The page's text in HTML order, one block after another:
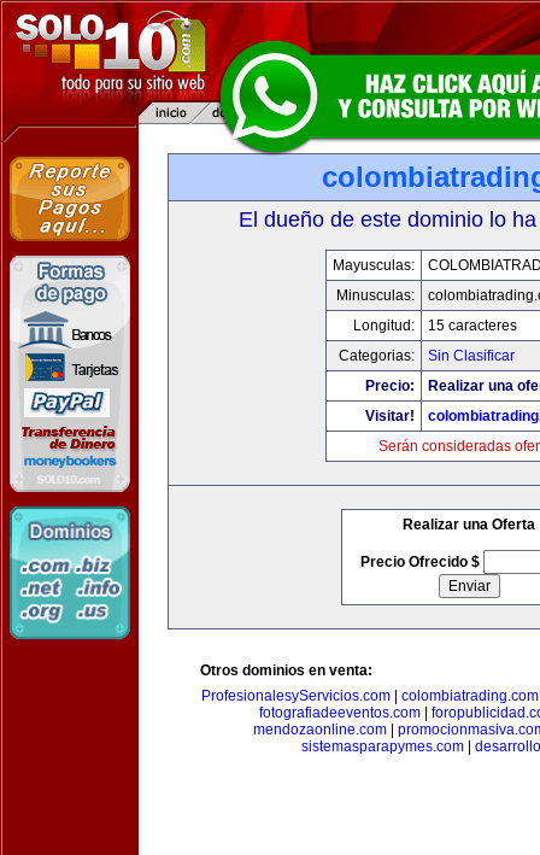
El dueño de este dominio lo
Mayusculas:
Minusculas:
Longitud:
15 caracteres
Categorias:
Sin Clasificar
Precio:
Realizar una
Visitar!
Serán consideradas
Realizar una Oferta
Precio Ofrecido $
Otros dominios en venta:
ProfesionalesyServicios.com| colombiatrading.com
fotografiadeeventos.com|
mendozaonline.com
sistemasparapymes.com|